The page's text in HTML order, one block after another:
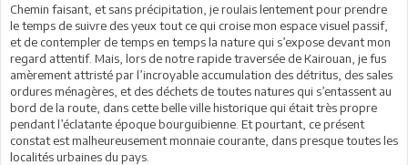
Chemin faisant, et sans précipitation, je roulais lentement pour prendre
le temps de suivre des yeux tout ce qui croise mon espace visuel passif,
et de contempler de temps en temps la nature qui s’expose devant mon
regard attentif. Mais, lors de notre rapide traversée de Kairouan, je fus
amèrement attristé par l’incroyable accumulation des détritus, des sales
ordures ménagères, et des déchets de toutes natures qui s’entassent au
bord de la route, dans cette belle ville historique qui était très propre
pendant l’éclatante époque bourguibienne. Et pourtant, ce présent
constat est malheureusement monnaie courante, dans presque toutes les
localités urbaines du pays.